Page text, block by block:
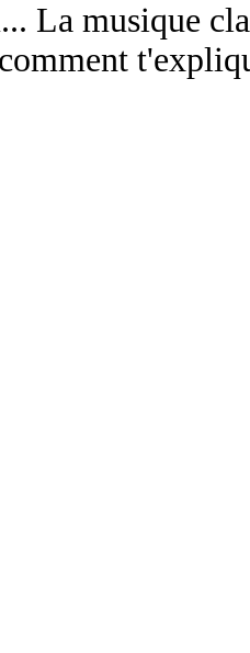
La musique